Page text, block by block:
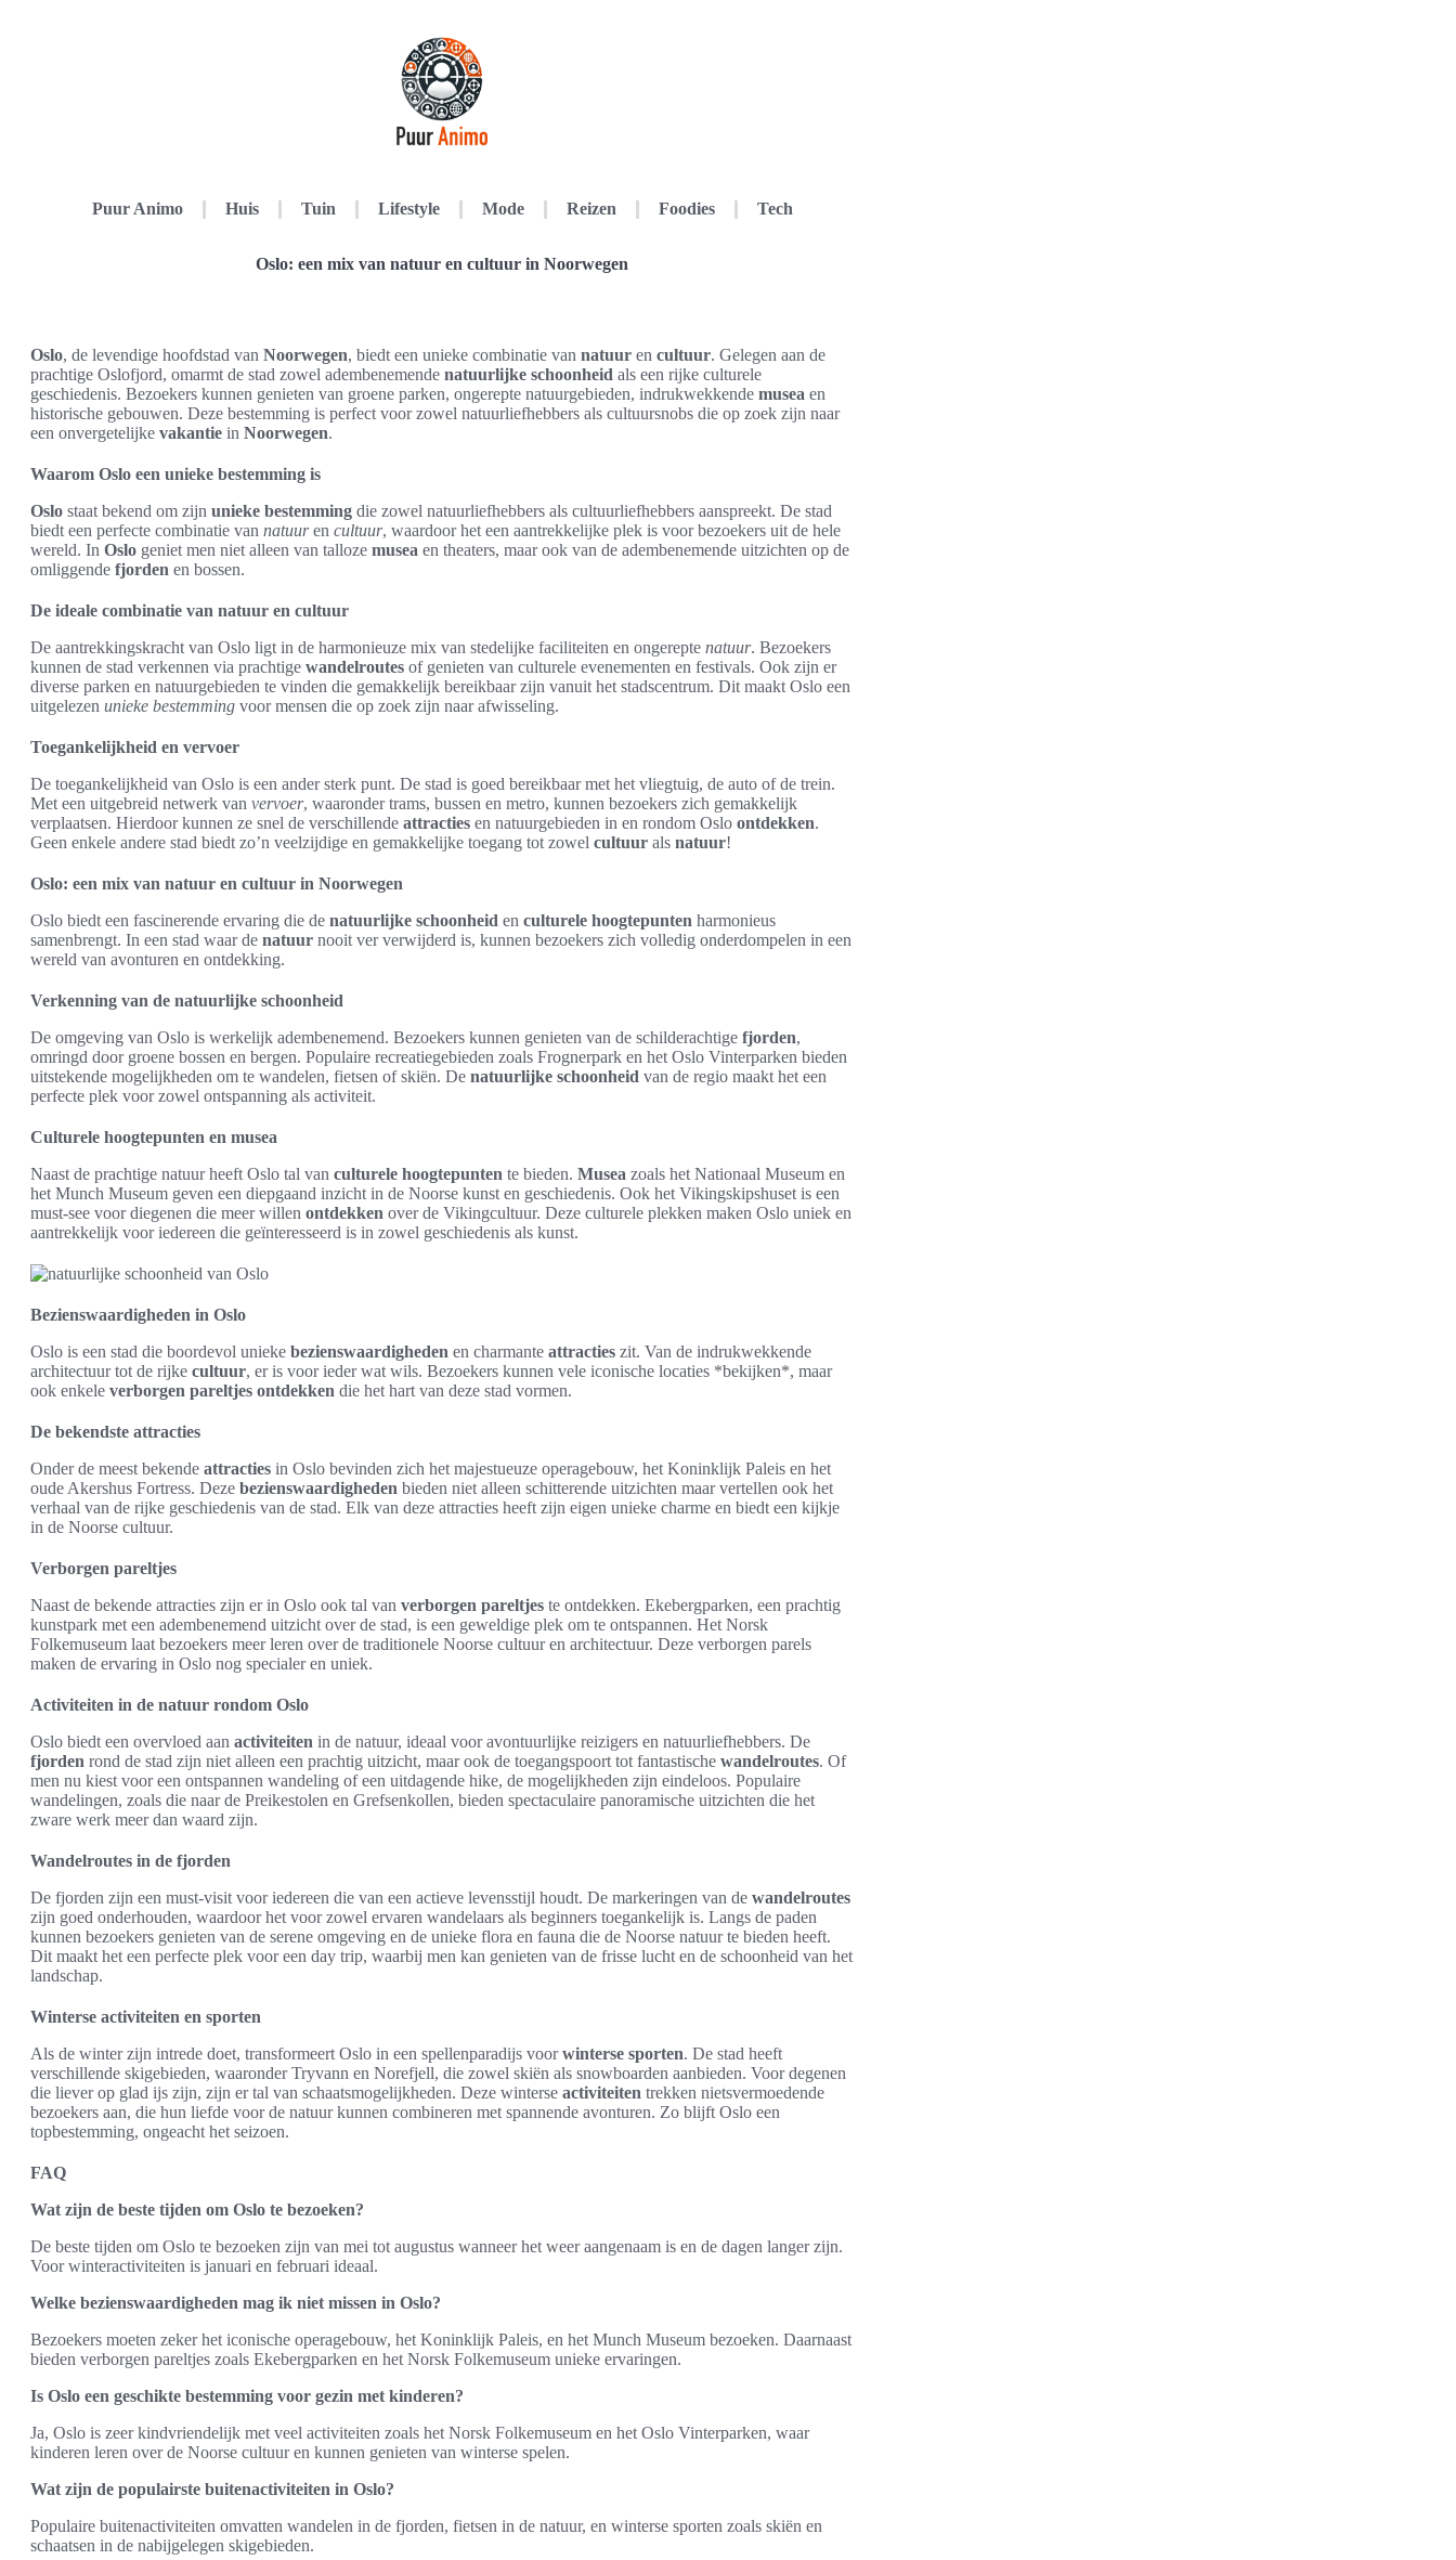
Puur Animo Huis Tuin Lifestyle Mode Reizen Foodies Tech
Oslo: een mix van natuur en cultuur in Noorwegen
Oslo, de levendige hoofdstad van Noorwegen, biedt een unieke combinatie van natuur en cultuur. Gelegen aan de
prachtige Oslofjord, omarmt de stad zowel adembenemende natuurlijke schoonheid als een rijke culturele
geschiedenis. Bezoekers kunnen genieten van groene parken, ongerepte natuurgebieden, indrukwekkende musea en
historische gebouwen. Deze bestemming is perfect voor zowel natuurliefhebbers als cultuursnobs die op zoek zijn naar
een onvergetelijke vakantie in Noorwegen.
Waarom Oslo een unieke bestemming is
Oslo staat bekend om zijn unieke bestemming die zowel natuurliefhebbers als cultuurliefhebbers aanspreekt. De stad
biedt een perfecte combinatie van natuuren cultuur, waardoor het een aantrekkelijke plek is voor bezoekers uit de hele
wereld. In Oslo geniet men niet alleen van talloze musea en theaters, maar ook van de adembenemende uitzichten op de
omliggende fjorden en bossen.
De ideale combinatie van natuur en cultuur
De aantrekkingskracht van Oslo ligt in de harmonieuze mix van stedelijke faciliteiten en ongerepte natuur. Bezoekers
kunnen de stad verkennen via prachtige wandelroutes of genieten van culturele evenementen en festivals. Ook zijn er
diverse parken en natuurgebieden te vinden die gemakkelijk bereikbaar zijn vanuit het stadscentrum. Dit maakt Oslo een
uitgelezen unieke bestemming voor mensen die op zoek zijn naar afwisseling.
Toegankelijkheid en vervoer
De toegankelijkheid van Oslo is een ander sterk punt. De stad is goed bereikbaar met het vliegtuig, de auto of de trein.
Met een uitgebreid netwerk van vervoer, waaronder trams, bussen en metro, kunnen bezoekers zich gemakkelijk
verplaatsen. Hierdoor kunnen ze snel de verschillende attracties en natuurgebieden in en rondom Oslo ontdekken.
Geen enkele andere stad biedt zo’n veelzijdige en gemakkelijke toegang tot zowel cultuur als natuur!
Oslo: een mix van natuur en cultuur in Noorwegen
Oslo biedt een fascinerende ervaring die de natuurlijke schoonheid en culturele hoogtepunten harmonieus
samenbrengt. In een stad waar de natuur nooit ver verwijderd is, kunnen bezoekers zich volledig onderdompelen in een
wereld van avonturen en ontdekking.
Verkenning van de natuurlijke schoonheid
De omgeving van Oslo is werkelijk adembenemend. Bezoekers kunnen genieten van de schilderachtige fjorden,
omringd door groene bossen en bergen. Populaire recreatiegebieden zoals Frognerpark en het Oslo Vinterparken bieden
uitstekende mogelijkheden om te wandelen, fietsen of skiën. De natuurlijke schoonheid van de regio maakt het een
perfecte plek voor zowel ontspanning als activiteit.
Culturele hoogtepunten en musea
Naast de prachtige natuur heeft Oslo tal van culturele hoogtepunten te bieden. Musea zoals het Nationaal Museum en
het Munch Museum geven een diepgaand inzicht in de Noorse kunst en geschiedenis. Ook het Vikingskipshuset is een
must-see voor diegenen die meer willen ontdekken over de Vikingcultuur. Deze culturele plekken maken Oslo uniek en
aantrekkelijk voor iedereen die geïnteresseerd is in zowel geschiedenis als kunst.
Bezienswaardigheden in Oslo
Oslo is een stad die boordevol unieke bezienswaardigheden en charmante attracties zit. Van de indrukwekkende
architectuur tot de rijke cultuur, er is voor ieder wat wils. Bezoekers kunnen vele iconische locaties *bekijken*, maar
ook enkele verborgen pareltjes ontdekken die het hart van deze stad vormen.
De bekendste attracties
Onder de meest bekende attracties in Oslo bevinden zich het majestueuze operagebouw, het Koninklijk Paleis en het
oude Akershus Fortress. Deze bezienswaardigheden bieden niet alleen schitterende uitzichten maar vertellen ook het
verhaal van de rijke geschiedenis van de stad. Elk van deze attracties heeft zijn eigen unieke charme en biedt een kijkje
in de Noorse cultuur.
Verborgen pareltjes
Naast de bekende attracties zijn er in Oslo ook tal van verborgen pareltjes te ontdekken. Ekebergparken, een prachtig
kunstpark met een adembenemend uitzicht over de stad, is een geweldige plek om te ontspannen. Het Norsk
Folkemuseum laat bezoekers meer leren over de traditionele Noorse cultuur en architectuur. Deze verborgen parels
maken de ervaring in Oslo nog specialer en uniek.
Activiteiten in de natuur rondom Oslo
Oslo biedt een overvloed aan activiteiten in de natuur, ideaal voor avontuurlijke reizigers en natuurliefhebbers. De
fjorden rond de stad zijn niet alleen een prachtig uitzicht, maar ook de toegangspoort tot fantastische wandelroutes. Of
men nu kiest voor een ontspannen wandeling of een uitdagende hike, de mogelijkheden zijn eindeloos. Populaire
wandelingen, zoals die naar de Preikestolen en Grefsenkollen, bieden spectaculaire panoramische uitzichten die het
zware werk meer dan waard zijn.
Wandelroutes in de fjorden
De fjorden zijn een must-visit voor iedereen die van een actieve levensstijl houdt. De markeringen van de wandelroutes
zijn goed onderhouden, waardoor het voor zowel ervaren wandelaars als beginners toegankelijk is. Langs de paden
kunnen bezoekers genieten van de serene omgeving en de unieke flora en fauna die de Noorse natuur te bieden heeft.
Dit maakt het een perfecte plek voor een day trip, waarbij men kan genieten van de frisse lucht en de schoonheid van het
landschap.
Winterse activiteiten en sporten
Als de winter zijn intrede doet, transformeert Oslo in een spellenparadijs voorwinterse sporten. De stad heeft
verschillende skigebieden, waaronder Tryvann en Norefjell, die zowel skiën als snowboarden aanbieden. Voor degenen
die liever op glad ijs zijn, zijn er tal van schaatsmogelijkheden. Deze winterse activiteiten trekken nietsvermoedende
bezoekers aan, die hun liefde voor de natuur kunnen combineren met spannende avonturen. Zo blijft Oslo een
topbestemming, ongeacht het seizoen.
FAQ
Wat zijn de beste tijden om Oslo te bezoeken?
De beste tijden om Oslo te bezoeken zijn van mei tot augustus wanneer het weer aangenaam is en de dagen langer zijn.
Voor winteractiviteiten is januari en februari ideaal.
Welke bezienswaardigheden mag ik niet missen in Oslo?
Bezoekers moeten zeker het iconische operagebouw, het Koninklijk Paleis, en het Munch Museum bezoeken. Daarnaast
bieden verborgen pareltjes zoals Ekebergparken en het Norsk Folkemuseum unieke ervaringen.
Is Oslo een geschikte bestemming voor gezin met kinderen?
Ja, Oslo is zeer kindvriendelijk met veel activiteiten zoals het Norsk Folkemuseum en het Oslo Vinterparken, waar
kinderen leren over de Noorse cultuur en kunnen genieten van winterse spelen.
Wat zijn de populairste buitenactiviteiten in Oslo?
Populaire buitenactiviteiten omvatten wandelen in de fjorden, fietsen in de natuur, en winterse sporten zoals skiën en
schaatsen in de nabijgelegen skigebieden.